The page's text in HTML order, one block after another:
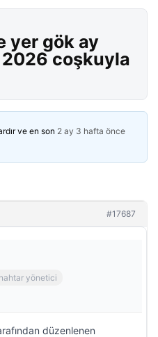
yer gök ay
2026 coşkuyla
ve en son 2 ay 3 hafta önce
#17687
yönetici
düzenlenen